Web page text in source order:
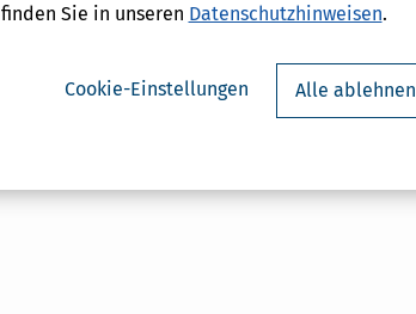
finden Sie in unseren Datenschutzhinweisen.
Cookie-Einstellungen Alle ablehnen